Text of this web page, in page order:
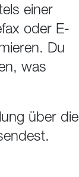
einer
oder E-
Du
was
über die